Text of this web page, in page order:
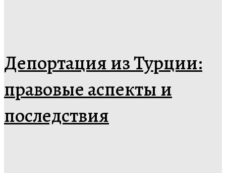
Депортация из Турции:
правовые аспекты и
последствия